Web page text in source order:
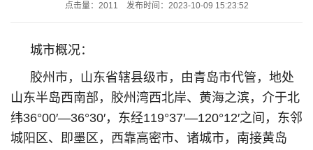
点击量：2011 发布时间：2023-10-09 15:23:52
城市概况：
胶州市，山东省辖县级市，由青岛市代管，地处
山东半岛西南部，胶州湾西北岸、黄海之滨，介于北
纬36°00′—36°30′，东经119°37′—120°12′之间，东邻
城阳区、即墨区，西靠高密市、诸城市，南接黄岛